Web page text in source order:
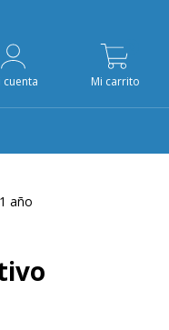
cuenta Mi carrito
año